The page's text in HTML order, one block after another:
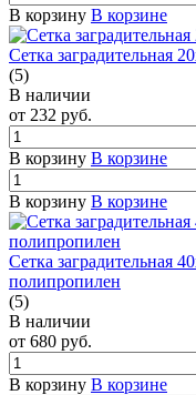
В корзину В корзине
Сетка заградительная
(5)
В наличии
от 232 руб.
В корзину В корзине
В корзину В корзине
Сетка заградительная
полипропилен
(5)
В наличии
от 680 руб.
В корзину В корзине